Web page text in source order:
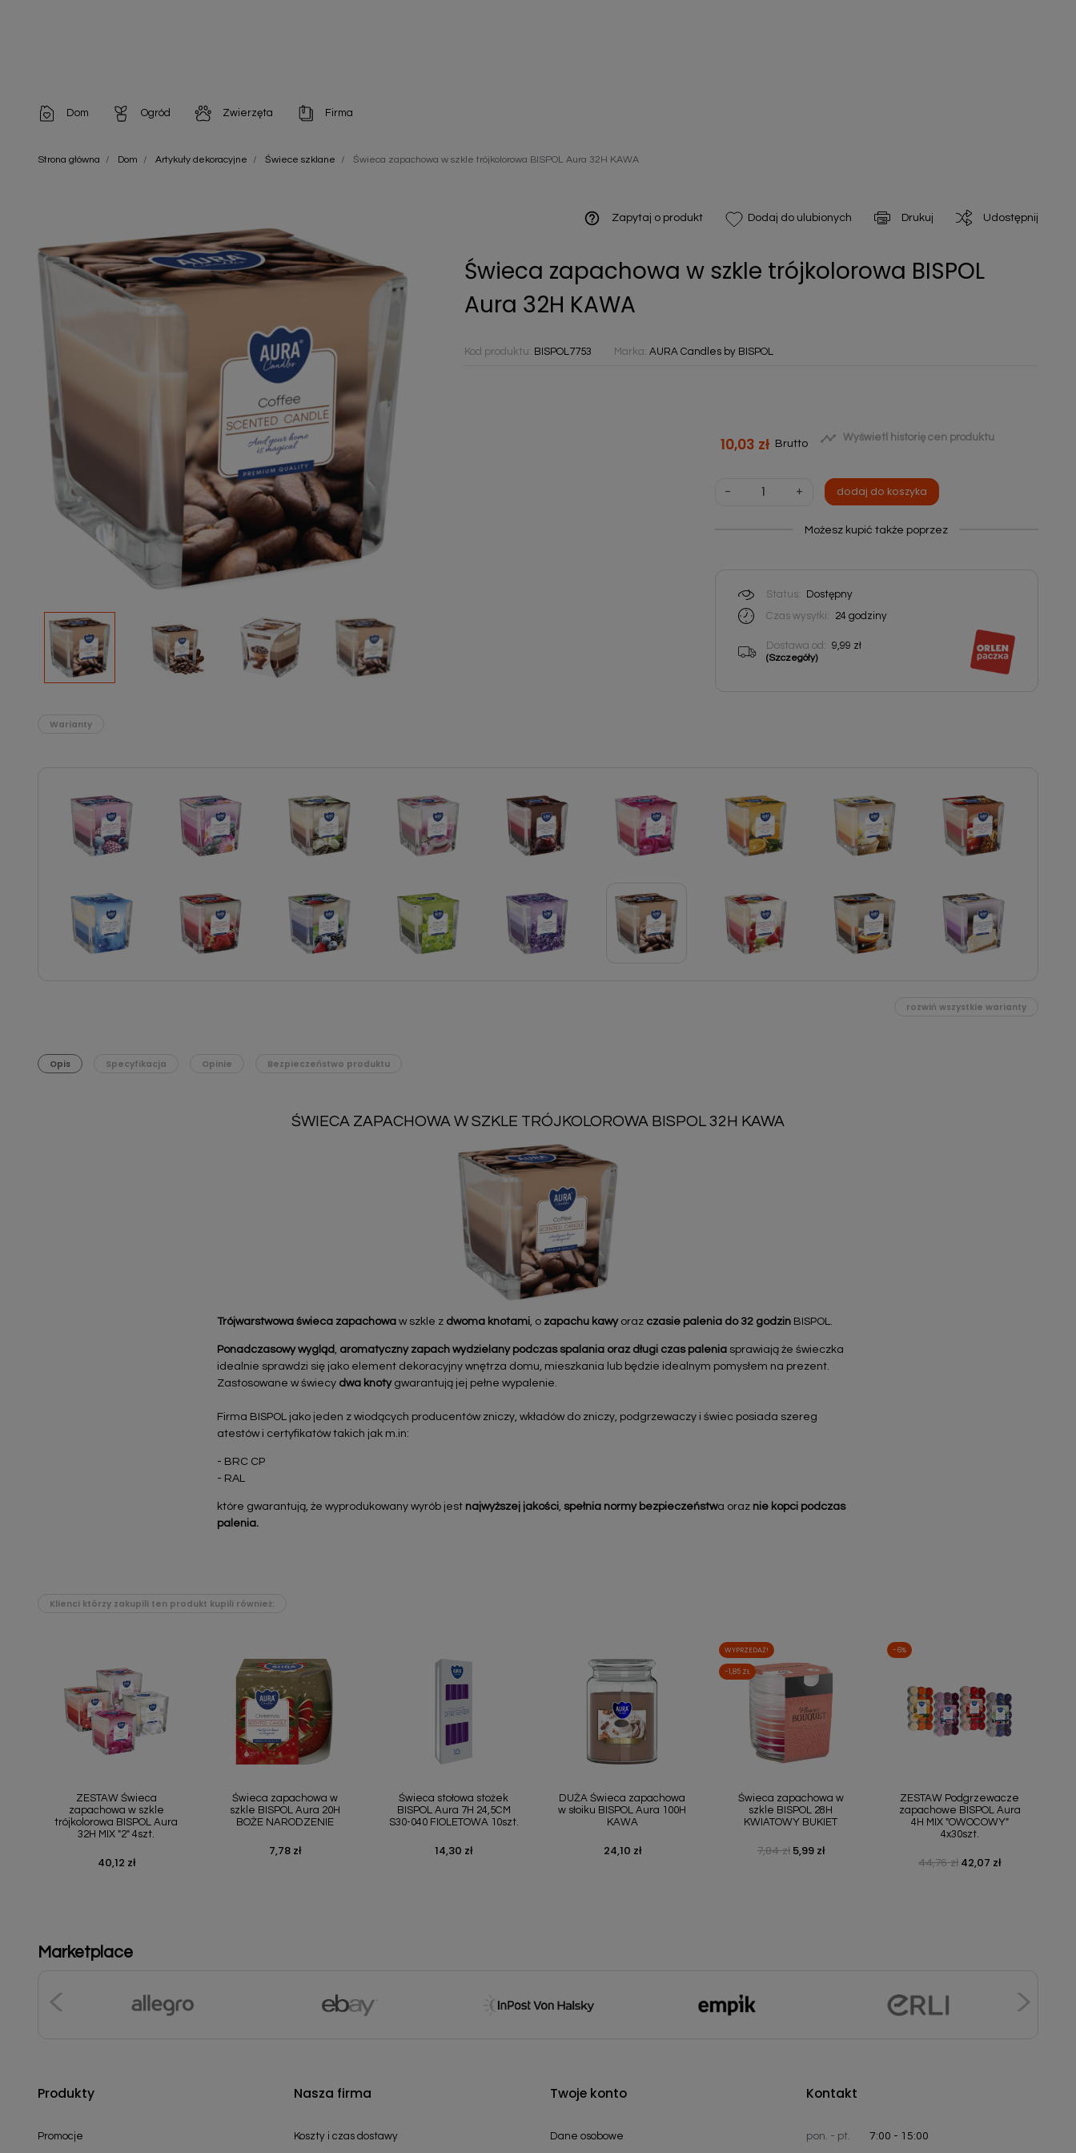
Dom
Artykuły dekoracyjne
Artykuły jednorazowe
Artykuły opakowaniowe
Zobacz wszystkie
Ogród
Chemia do architektury ogrodowej
Odstraszacze owadów
Odstraszacze zwierząt
Nawozy i preparaty
Narzędzia ogrodnicze
Środki ochrony roślin dla profesjonalistów
Zobacz wszystkie
Zwierzęta
Szampony i odżywki
Chusteczki nawilżane
Firma
Artykuły Higieniczne
Zobacz wszystkie
Strona główna Dom Artykuły dekoracyjne Świece szklane Świeca zapachowa w szkle trójkolorowa BISPOL Aura 32H KAWA
help_outline Zapytaj o produkt Dodaj do ulubionych Drukuj Udostępnij
Świeca zapachowa w szkle trójkolorowa BISPOL
Aura 32H KAWA
Kod produktu: BISPOL7753 Marka:AURA Candles by BISPOL
10,03 zł Brutto  Wyświetl historię cen produktu
- + dodaj do koszyka
Możesz kupić także poprzez
Status:
Dostępny
Czas wysyłki:
24 godziny
Dostawa od: 9,99 zł
(Szczegóły)
Warianty
rozwiń wszystkie warianty
Opis Specyfikacja Opinie Bezpieczeństwo produktu
ŚWIECA ZAPACHOWA W SZKLE TRÓJKOLOROWA BISPOL 32H KAWA
Trójwarstwowa świeca zapachowa w szkle z dwoma knotami, o zapachu kawyoraz czasie palenia do 32 godzin BISPOL.
Ponadczasowy wygląd , aromatyczny zapach wydzielany podczas spalania oraz długi czas palenia sprawiają że świeczka
idealnie sprawdzi się jako element dekoracyjny wnętrza domu, mieszkania lub będzie idealnym pomysłem na prezent.
Zastosowane w świecy dwa knotygwarantują jej pełne wypalenie.
Firma BISPOL jako jeden z wiodących producentów zniczy, wkładów do zniczy, podgrzewaczy i świec posiada szereg
atestów i certyfikatów takich jak m.in:
- BRC CP
- RAL
które gwarantują, że wyprodukowany wyrób jest najwyższej jakości, spełnia normy bezpieczeństwa oraz nie kopci podczas
palenia.
Klienci którzy zakupili ten produkt kupili również:
ZESTAW Świeca
zapachowa w szkle
trójkolorowa BISPOL Aura
32H MIX "2" 4szt.
Cena
40,12 zł
Świeca zapachowa w
szkle BISPOL Aura 20H
BOŻE NARODZENIE
Cena
7,78 zł
Świeca stołowa stożek
BISPOL Aura 7H 24,5CM
S30-040 FIOLETOWA 10szt.
Cena
14,30 zł
DUŻA Świeca zapachowa
w słoiku BISPOL Aura 100H
KAWA
Cena
24,10 zł
Świeca zapachowa w
szkle BISPOL 28H
KWIATOWY BUKIET
Cena podstawowa
7,84 zł Cena
5,99 zł
-1,85 ZŁ
WYPRZEDAŻ!
ZESTAW Podgrzewacze
zapachowe BISPOL Aura
4H MIX "OWOCOWY"
4x30szt.
Cena podstawowa
44,76 zł Cena
42,07 zł
-6%
Marketplace
Produkty
Promocje
Nasza firma
Koszty i czas dostawy
Twoje konto
Dane osobowe
Kontakt
pon. - pt.
7:00 - 15:00